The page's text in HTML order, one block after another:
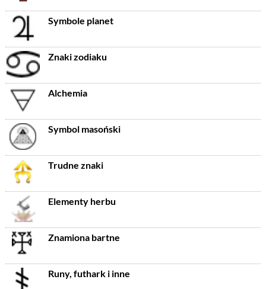
Symbole planet
Znaki zodiaku
Alchemia
Symbol masoński
Trudne znaki
Elementy herbu
Znamiona bartne
Runy, futhark i inne